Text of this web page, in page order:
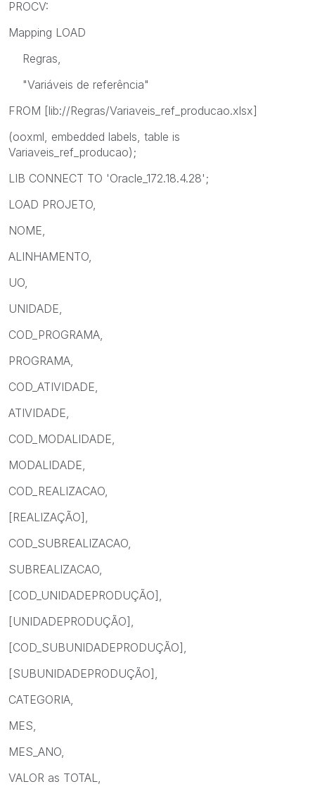
PROCV:
Mapping LOAD
Regras,
"Variáveis de referência"
FROM [lib://Regras/Variaveis_ref_producao.xlsx]
(ooxml, embedded labels, table is
Variaveis_ref_producao);
LIB CONNECT TO 'Oracle_172.18.4.28';
LOAD PROJETO,
NOME,
ALINHAMENTO,
UO,
UNIDADE,
COD_PROGRAMA,
PROGRAMA,
COD_ATIVIDADE,
ATIVIDADE,
COD_MODALIDADE,
MODALIDADE,
COD_REALIZACAO,
[REALIZAÇÃO],
COD_SUBREALIZACAO,
SUBREALIZACAO,
[COD_UNIDADEPRODUÇÃO],
[UNIDADEPRODUÇÃO],
[COD_SUBUNIDADEPRODUÇÃO],
[SUBUNIDADEPRODUÇÃO],
CATEGORIA,
MES,
MES_ANO,
VALOR as TOTAL,